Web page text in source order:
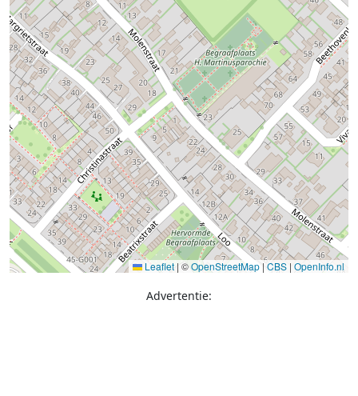
Leaflet | ©OpenStreetMap |CBS | OpenInfo.nl
Advertentie: